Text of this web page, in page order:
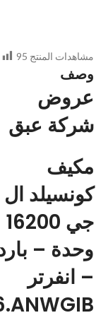
مشاهدات المنتج 95
وصف
عروض
شركة عبق
مكيف
كونسيلد ال
جي 16200
وحدة –
– انفرتر